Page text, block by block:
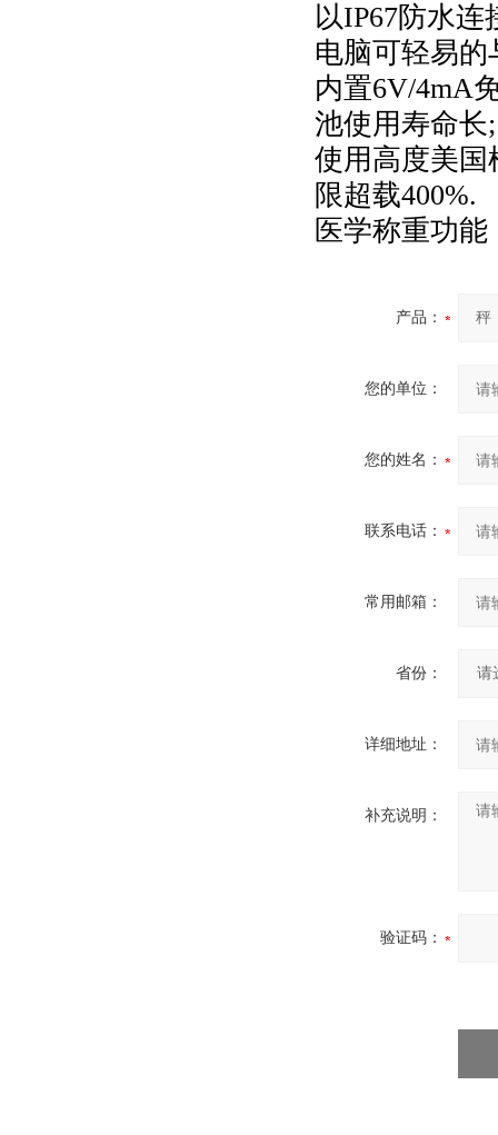
以IP67防水连
电脑可轻易
内置6V/4mA
池使用寿命长;
使用高度美国
限超载400%.
医学称重功
产品：
您的单位：
您的姓名：
联系电话：
常用邮箱：
省份：
详细地址：
补充说明：
验证码：